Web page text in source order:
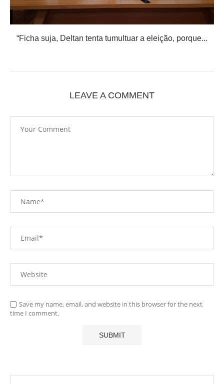
“Ficha suja, Deltan tenta tumultuar a eleição, porque...
LEAVE A COMMENT
Save my name, email, and website in this browser for the next
time I comment.